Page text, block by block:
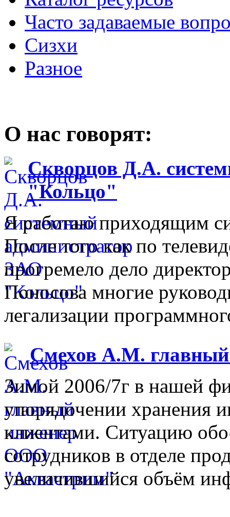
Часто задаваемые
Сизхи
Разное
О нас говорят:
Скворцов Д.А.
"Кольцо"
Я работаю приходящим
После того как по
прогремело дело
Поносова многие
легализации
Смехов А.М.
Зимой 2006/7г в нашей
упорядочении хранения
клиентами. Ситуацию
сотрудников в отделе
увеличившийся объём